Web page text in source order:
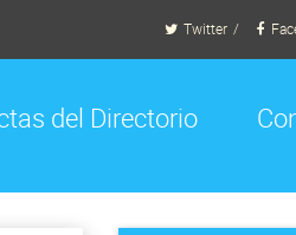
Twitter
del Directorio